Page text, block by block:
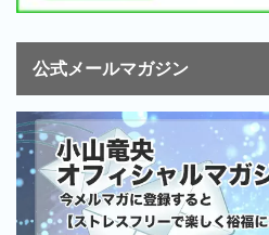
公式メールマガジン